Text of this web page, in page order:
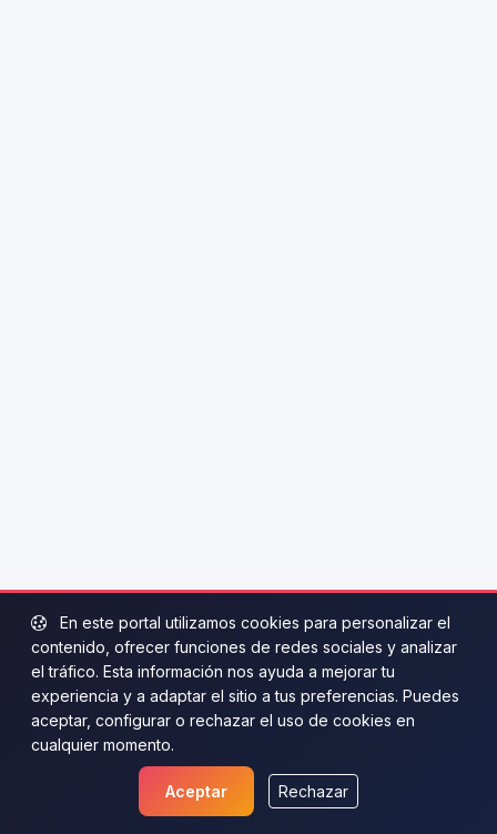
En este portal utilizamos cookies para personalizar el
contenido, ofrecer funciones de redes sociales y analizar
el tráfico. Esta información nos ayuda a mejorar tu
experiencia y a adaptar el sitio a tus preferencias. Puedes
aceptar, configurar o rechazar el uso de cookies en
cualquier momento.
Aceptar Rechazar